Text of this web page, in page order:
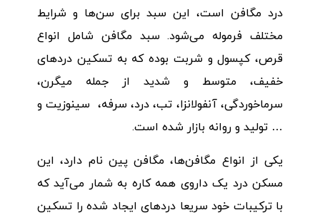
درد مگافن است، این سبد برای سن‌ها و شرایط
مختلف فرموله می‌شود. سبد مگافن شامل انواع
قرص، کپسول و شربت بوده که به تسکین دردهای
خفیف، متوسط و شدید از جمله میگرن،
سرماخوردگی، آنفولانزا، تب، درد، سرفه، سینوزیت و
… تولید و روانه بازار شده است.
یکی از انواع مگافن‌ها، مگافن پین نام دارد، این
مسکن درد یک داروی همه کاره به شمار می‌آید که
با ترکیبات خود سریعا دردهای ایجاد شده را تسکین‌